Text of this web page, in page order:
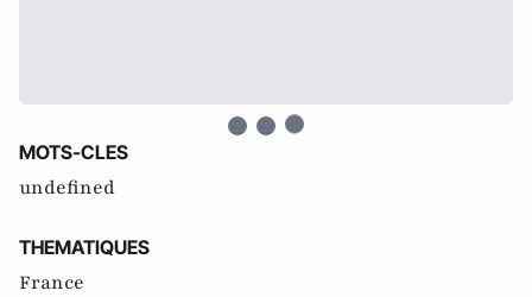
MOTS-CLES
undefined
THEMATIQUES
France